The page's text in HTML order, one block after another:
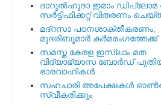
ദാറുല്‍ഹുദാ ഇമാം
സര്‍ട്ടിഫിക്കറ്റ് വിതരണം
മദ്‌റസാ പഠനശാക്തീകരണം;
മുദരിബുമാര്‍ കര്‍മരംഗത്തേക്ക്
സമസ്ത കേരള ഇസ്ലാം മത
വിദ്യാഭ്യാസ ബോര്‍ഡ്
ഭാരവാഹികള്‍
സഹചാരി അപേക്ഷകൾ
സ്വീകരിക്കും